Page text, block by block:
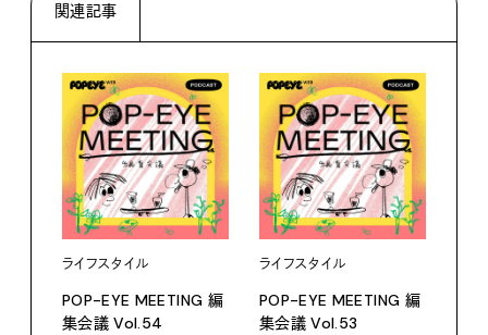
関連記事
ライフスタイル
POP-EYE MEETING 編
集会議 Vol.54
ライフスタイル
POP-EYE MEETING 編
集会議 Vol.53